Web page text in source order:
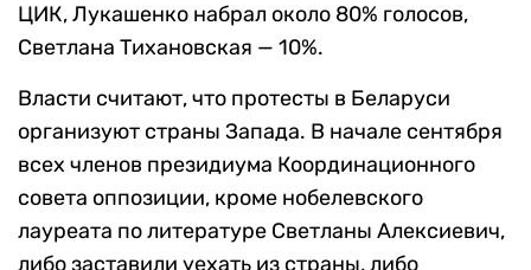
ЦИК, Лукашенко набрал около 80% голосов,
Светлана Тихановская — 10%.
Власти считают, что протесты в Беларуси
организуют страны Запада. В начале сентября
всех членов президиума Координационного
совета оппозиции, кроме нобелевского
лауреата по литературе Светланы Алексиевич,
либо заставили уехать из страны, либо